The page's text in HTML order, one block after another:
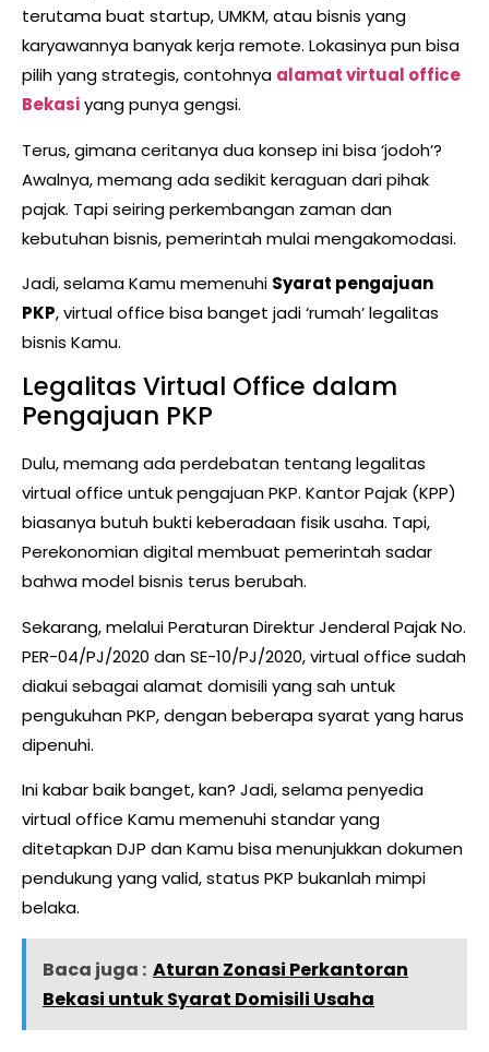
terutama buat startup, UMKM, atau bisnis yang
karyawannya banyak kerja remote. Lokasinya pun bisa
pilih yang strategis, contohnya alamat virtual office
Bekasiyang punya gengsi.
Terus, gimana ceritanya dua konsep ini bisa ‘jodoh’?
Awalnya, memang ada sedikit keraguan dari pihak
pajak. Tapi seiring perkembangan zaman dan
kebutuhan bisnis, pemerintah mulai mengakomodasi.
Jadi, selama Kamu memenuhi Syarat pengajuan
PKP, virtual office bisa banget jadi ‘rumah’ legalitas
bisnis Kamu.
Legalitas Virtual Office dalam
Pengajuan PKP
Dulu, memang ada perdebatan tentang legalitas
virtual office untuk pengajuan PKP. Kantor Pajak (KPP)
biasanya butuh bukti keberadaan fisik usaha. Tapi,
Perekonomian digital membuat pemerintah sadar
bahwa model bisnis terus berubah.
Sekarang, melalui Peraturan Direktur Jenderal Pajak No.
PER-04/PJ/2020 dan SE-10/PJ/2020, virtual office sudah
diakui sebagai alamat domisili yang sah untuk
pengukuhan PKP, dengan beberapa syarat yang harus
dipenuhi.
Ini kabar baik banget, kan? Jadi, selama penyedia
virtual office Kamu memenuhi standar yang
ditetapkan DJP dan Kamu bisa menunjukkan dokumen
pendukung yang valid, status PKP bukanlah mimpi
belaka.
Baca juga : Aturan Zonasi Perkantoran
Bekasi untuk Syarat Domisili Usaha